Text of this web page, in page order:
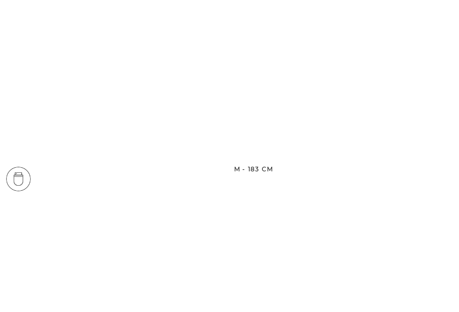
M - 183 CM